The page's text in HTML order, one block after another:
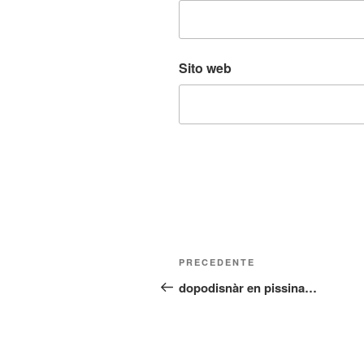
Sito web
Navigazione
articoli
Articolo
precedente:
PRECEDENTE
dopodisnàr en pissina…